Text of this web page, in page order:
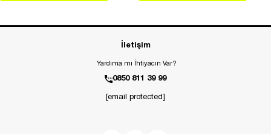
İletişim
Yardıma mı İhtiyacın Var?
0850 811 39 99
[email protected]